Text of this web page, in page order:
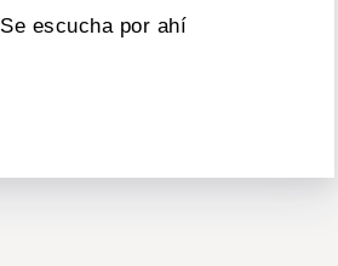
Se escucha por ahí